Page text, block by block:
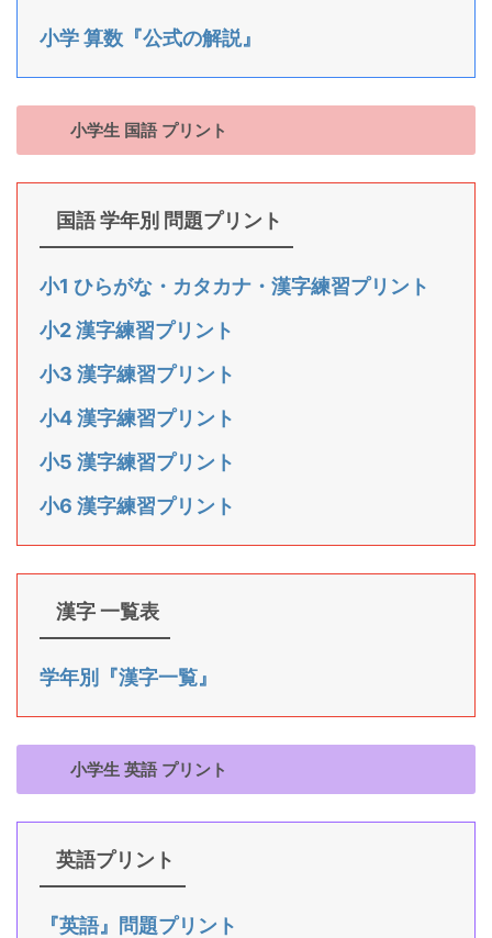
小学 算数『公式の解説』
小学生 国語 プリント
国語 学年別 問題プリント
小1 ひらがな・カタカナ・漢字練習プリント
小2 漢字練習プリント
小3 漢字練習プリント
小4 漢字練習プリント
小5 漢字練習プリント
小6 漢字練習プリント
漢字 一覧表
学年別『漢字一覧』
小学生 英語 プリント
英語プリント
『英語』問題プリント